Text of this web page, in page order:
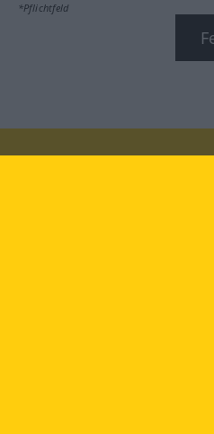
*Pflichtfeld